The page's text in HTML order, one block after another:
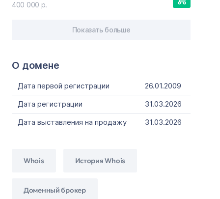
О домене
Дата первой регистрации
26.01.2009
Дата регистрации
31.03.2026
Дата выставления на продажу
31.03.2026
Whois История Whois
Доменный брокер
400 000 р.
Показать больше